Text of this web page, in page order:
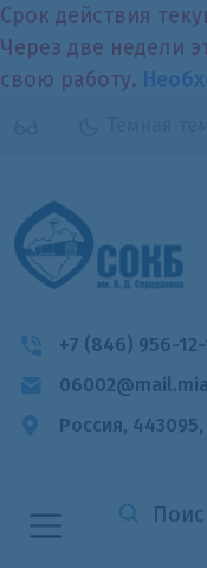
Срок действия
Через две недели
свою работу.
+7 (846) 956-12-
Россия,